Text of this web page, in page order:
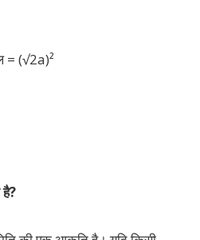
= (√2a)²
है?